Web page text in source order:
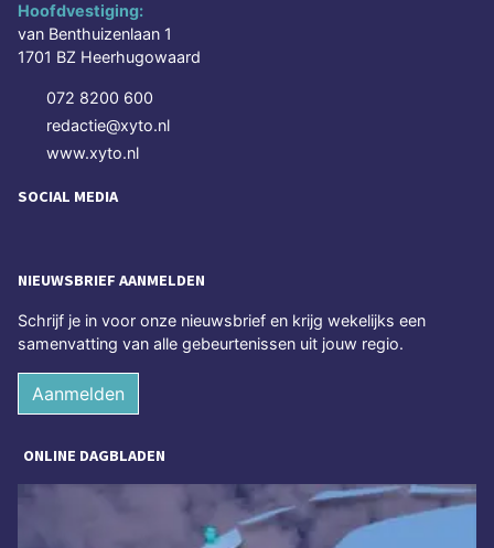
Hoofdvestiging:
van Benthuizenlaan 1
1701 BZ Heerhugowaard
072 8200 600
redactie@xyto.nl
www.xyto.nl
SOCIAL MEDIA
NIEUWSBRIEF AANMELDEN
Schrijf je in voor onze nieuwsbrief en krijg wekelijks een
samenvatting van alle gebeurtenissen uit jouw regio.
Aanmelden
ONLINE DAGBLADEN